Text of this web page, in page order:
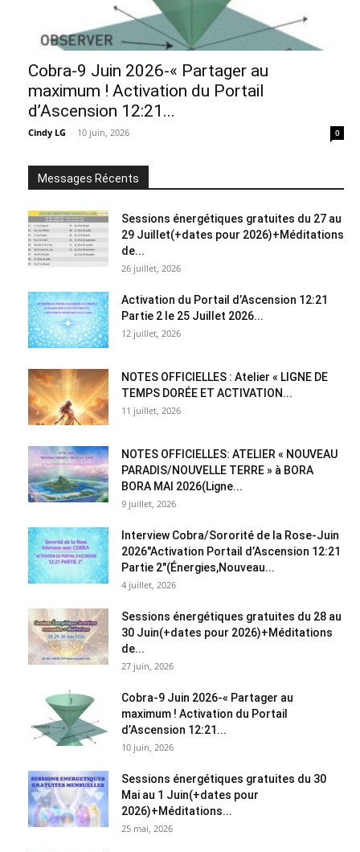
Cobra-9 Juin 2026-« Partager au
maximum ! Activation du Portail
d’Ascension 12:21...
Cindy LG - 10 juin, 2026 0
Messages Récents
Sessions énergétiques gratuites du 27 au
29 Juillet(+dates pour 2026)+Méditations
de...
26 juillet, 2026
Activation du Portail d’Ascension 12:21
Partie 2 le 25 Juillet 2026...
12 juillet, 2026
NOTES OFFICIELLES : Atelier « LIGNE DE
TEMPS DORÉE ET ACTIVATION...
11 juillet, 2026
NOTES OFFICIELLES: ATELIER « NOUVEAU
PARADIS/NOUVELLE TERRE » à BORA
BORA MAI 2026(Ligne...
9 juillet, 2026
Interview Cobra/Sororité de la Rose-Juin
2026″Activation Portail d’Ascension 12:21
Partie 2″(Énergies,Nouveau...
4 juillet, 2026
Sessions énergétiques gratuites du 28 au
30 Juin(+dates pour 2026)+Méditations
de...
27 juin, 2026
Cobra-9 Juin 2026-« Partager au
maximum ! Activation du Portail
d’Ascension 12:21...
10 juin, 2026
Sessions énergétiques gratuites du 30
Mai au 1 Juin(+dates pour
2026)+Méditations...
25 mai, 2026